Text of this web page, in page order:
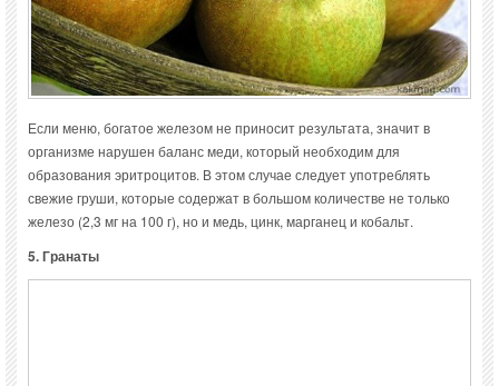
Если меню, богатое железом не приносит результата, значит в
организме нарушен баланс меди, который необходим для
образования эритроцитов. В этом случае следует употреблять
свежие груши, которые содержат в большом количестве не только
железо (2,3 мг на 100 г), но и медь, цинк, марганец и кобальт.
5. Гранаты